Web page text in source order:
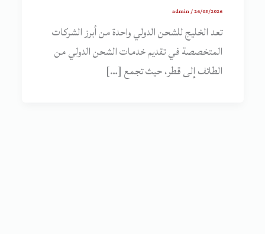
admin/26/03/2026
تعد الخليج للشحن الدولي واحدة من أبرز الشركات
المتخصصة في تقديم خدمات الشحن الدولي من
الطائف إلى قطر، حيث تجمع […]